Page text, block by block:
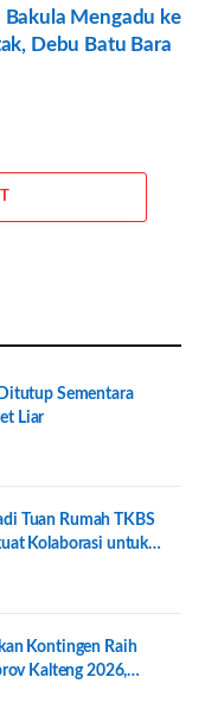
Bakula Mengadu ke
Debu Batu Bara
Sementara
Liar
Tuan Rumah TKBS
Kolaborasi untuk
Kontingen Raih
Kalteng 2026,